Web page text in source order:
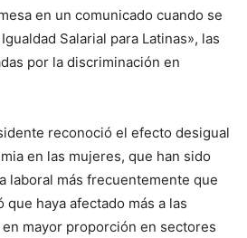
en un comunicado cuando se
Salarial para Latinas», las
por la discriminación en
reconoció el efecto desigual
en las mujeres, que han sido
laboral más frecuentemente que
haya afectado más a las
mayor proporción en sectores